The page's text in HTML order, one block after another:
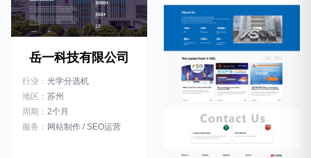
岳一科技有限公司
行业： 光学分选机
地区： 苏州
周期： 2个月
服务： 网站制作 / SEO运营